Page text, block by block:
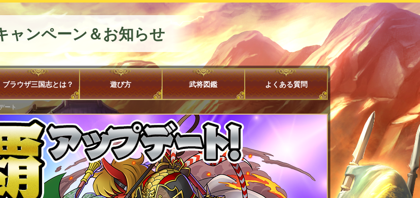
ャンペーン＆お知らせ
ブラウザ三国志とは？ 遊び方 武将図鑑 よくある質問
ート